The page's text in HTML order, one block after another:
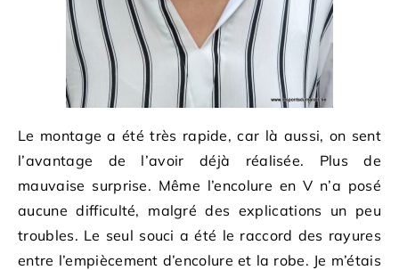
Le montage a été très rapide, car là aussi, on sent
l’avantage de l’avoir déjà réalisée. Plus de
mauvaise surprise. Même l’encolure en V n’a posé
aucune difficulté, malgré des explications un peu
troubles. Le seul souci a été le raccord des rayures
entre l’empiècement d’encolure et la robe. Je m’étais